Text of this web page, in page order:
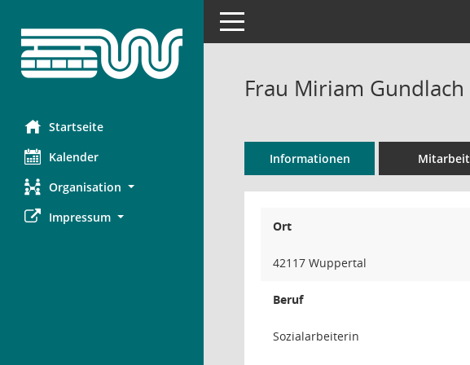
Startseite
Kalender
Organisation
Impressum
Toggle navigation
Frau Miriam Gundlach
Informationen Mitarbeit
Ort
42117 Wuppertal
Beruf
Sozialarbeiterin